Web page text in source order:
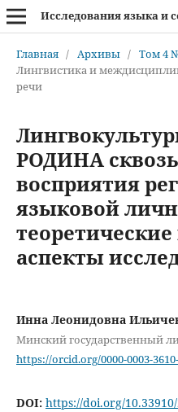
Главная / Архивы / Том 4
Лингвистика и
речи
РОДИНА
восприятия
языковой
аспекты
Инна Леонидовна
Минский государственный
https://orcid.org/0000-0003-
DOI: https://doi.org/10.33910/